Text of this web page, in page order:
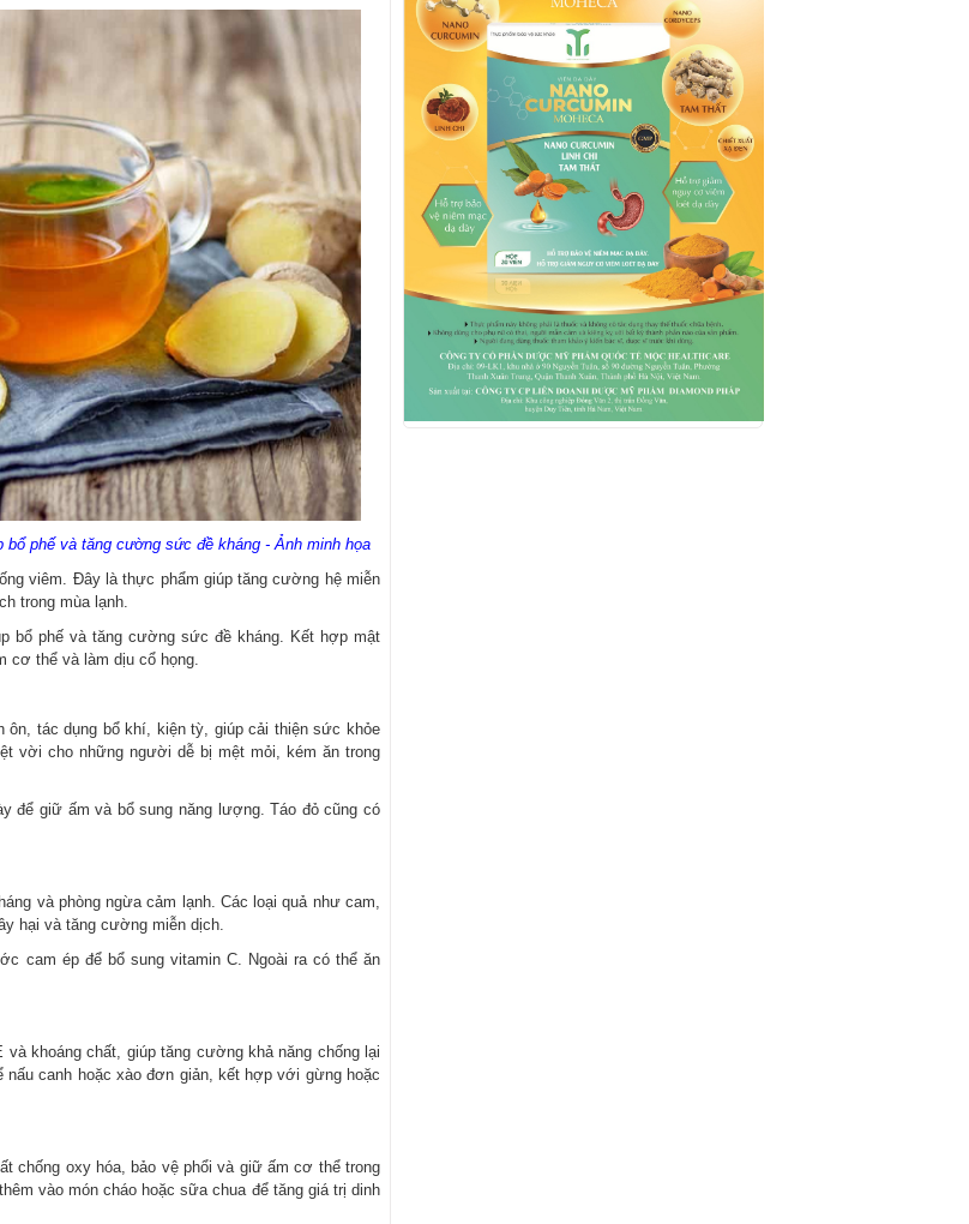
phế và tăng cường sức đề kháng - Ảnh minh họa
viêm. Đây là thực phẩm giúp tăng cường hệ miễn
trong mùa lạnh.
bổ phế và tăng cường sức đề kháng. Kết hợp mật
cơ thể và làm dịu cổ họng.
tác dụng bổ khí, kiện tỳ, giúp cải thiện sức khỏe
vời cho những người dễ bị mệt mỏi, kém ăn trong
để giữ ấm và bổ sung năng lượng. Táo đỏ cũng có
và phòng ngừa cảm lạnh. Các loại quả như cam,
hại và tăng cường miễn dịch.
cam ép để bổ sung vitamin C. Ngoài ra có thể ăn
khoáng chất, giúp tăng cường khả năng chống lại
canh hoặc xào đơn giản, kết hợp với gừng hoặc
chống oxy hóa, bảo vệ phổi và giữ ấm cơ thể trong
vào món cháo hoặc sữa chua để tăng giá trị dinh